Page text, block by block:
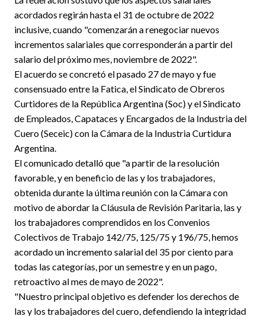
acordados regirán hasta el 31 de octubre de 2022
inclusive, cuando "comenzarán a renegociar nuevos
incrementos salariales que corresponderán a partir del
salario del próximo mes, noviembre de 2022".
El acuerdo se concretó el pasado 27 de mayo y fue
consensuado entre la Fatica, el Sindicato de Obreros
Curtidores de la República Argentina (Soc) y el Sindicato
de Empleados, Capataces y Encargados de la Industria del
Cuero (Seceic) con la Cámara de la Industria Curtidura
Argentina.
El comunicado detalló que "a partir de la resolución
favorable, y en beneficio de las y los trabajadores,
obtenida durante la última reunión con la Cámara con
motivo de abordar la Cláusula de Revisión Paritaria, las y
los trabajadores comprendidos en los Convenios
Colectivos de Trabajo 142/75, 125/75 y 196/75, hemos
acordado un incremento salarial del 35 por ciento para
todas las categorías, por un semestre y en un pago,
retroactivo al mes de mayo de 2022".
"Nuestro principal objetivo es defender los derechos de
las y los trabajadores del cuero, defendiendo la integridad